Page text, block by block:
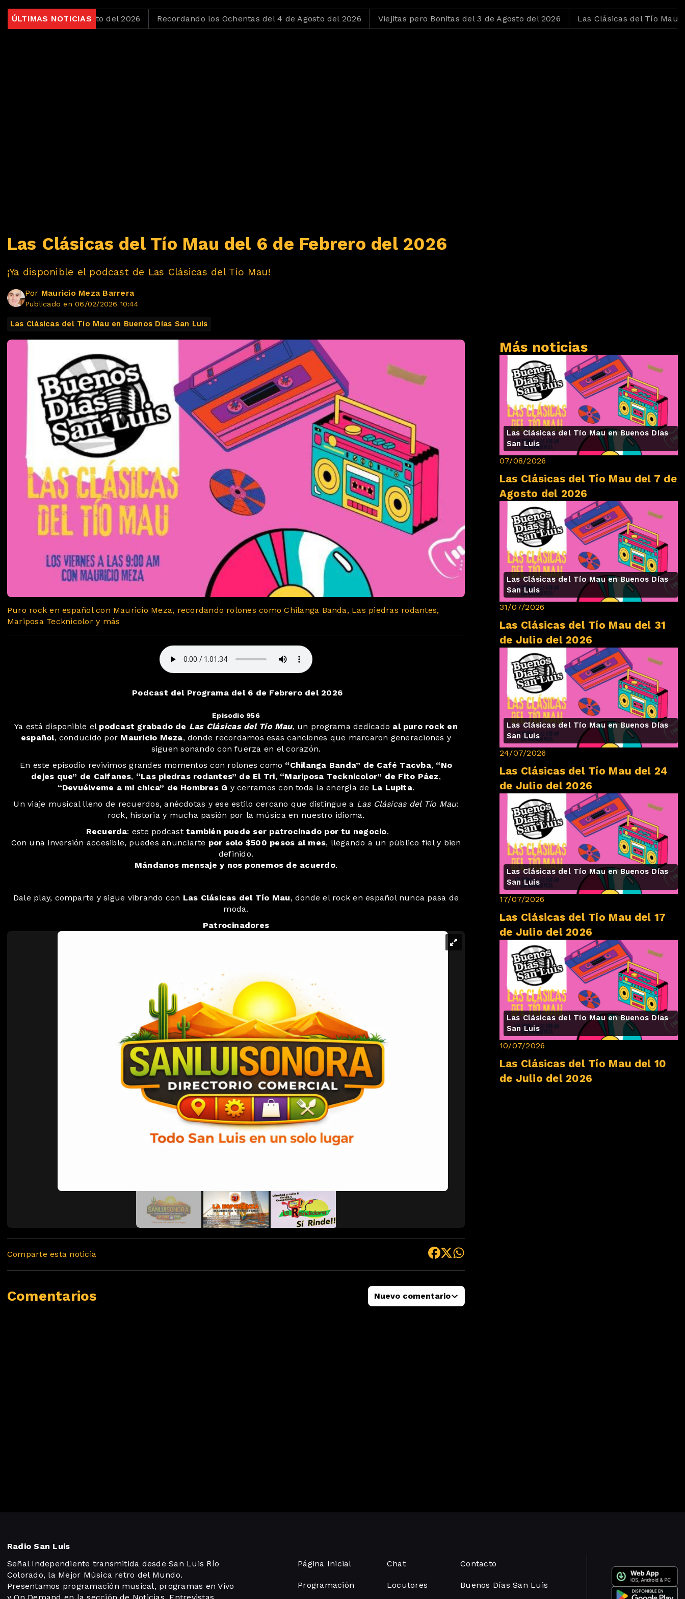
ÚLTIMAS NOTICIAS
6 de Agosto del 2026 Recordando los Ochentas del 4 de Agosto del 2026 Viejitas pero Bonitas del 3 de Agosto del 2026 Las Clásicas del Tío Mau del 31 de
Las Clásicas del Tío Mau del 6 de Febrero del 2026
¡Ya disponible el podcast de Las Clásicas del Tío Mau!
Por Mauricio Meza Barrera
Publicado en 06/02/2026 10:44
Las Clásicas del Tío Mau en Buenos Días San Luis
Puro rock en español con Mauricio Meza, recordando rolones como Chilanga Banda, Las piedras rodantes,
Mariposa Tecknicolor y más
Podcast del Programa del 6 de Febrero del 2026
Episodio 956
Ya está disponible el podcast grabado de Las Clásicas del Tío Mau, un programa dedicado al puro rock en
español, conducido por Mauricio Meza, donde recordamos esas canciones que marcaron generaciones y
siguen sonando con fuerza en el corazón.
En este episodio revivimos grandes momentos con rolones como “Chilanga Banda” de Café Tacvba, “No
dejes que” de Caifanes, “Las piedras rodantes” de El Tri, “Mariposa Tecknicolor” de Fito Páez,
“Devuélveme a mi chica” de Hombres G y cerramos con toda la energía de La Lupita.
Un viaje musical lleno de recuerdos, anécdotas y ese estilo cercano que distingue a Las Clásicas del Tío Mau:
rock, historia y mucha pasión por la música en nuestro idioma.
Recuerda: este podcasttambién puede ser patrocinado por tu negocio.
Con una inversión accesible, puedes anunciarte por solo $500 pesos al mes, llegando a un público fiel y bien
definido.
Mándanos mensaje y nos ponemos de acuerdo.
Dale play, comparte y sigue vibrando con Las Clásicas del Tío Mau, donde el rock en español nunca pasa de
moda.
Patrocinadores
Comparte esta noticia
Comentarios Nuevo comentario
Más noticias
Las Clásicas del Tío Mau en Buenos Días
San Luis
07/08/2026
Las Clásicas del Tío Mau del 7 de
Agosto del 2026
Las Clásicas del Tío Mau en Buenos Días
San Luis
31/07/2026
Las Clásicas del Tío Mau del 31
de Julio del 2026
Las Clásicas del Tío Mau en Buenos Días
San Luis
24/07/2026
Las Clásicas del Tío Mau del 24
de Julio del 2026
Las Clásicas del Tío Mau en Buenos Días
San Luis
17/07/2026
Las Clásicas del Tío Mau del 17
de Julio del 2026
Las Clásicas del Tío Mau en Buenos Días
San Luis
10/07/2026
Las Clásicas del Tío Mau del 10
de Julio del 2026
Radio San Luis
Señal Independiente transmitida desde San Luis Río
Colorado, la Mejor Música retro del Mundo.
Presentamos programación musical, programas en Vivo
Página Inicial
Programación
Chat
Locutores
Contacto
Buenos Días San Luis